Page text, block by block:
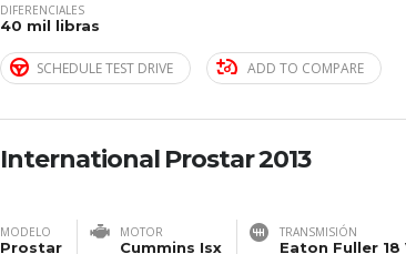
DIFERENCIALES
40 mil libras
SCHEDULE TEST DRIVE ADD TO COMPARE
International Prostar 2013
MODELO
Prostar
MOTOR
Cummins Isx
TRANSMISIÓN
Eaton Fuller 18